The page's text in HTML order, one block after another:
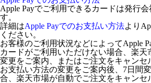
Apple Payでご利用できるカードは発行
す。
詳細はApple Payでのお支払い方法より
ください。
お客様のご利用状況などによってApple
カードがご利用いただけない場合、楽
変更をご案内、またはご注文をキャンセ
お支払い方法の変更をご案内後、7日間
合、楽天市場が自動でご注文をキャンセ